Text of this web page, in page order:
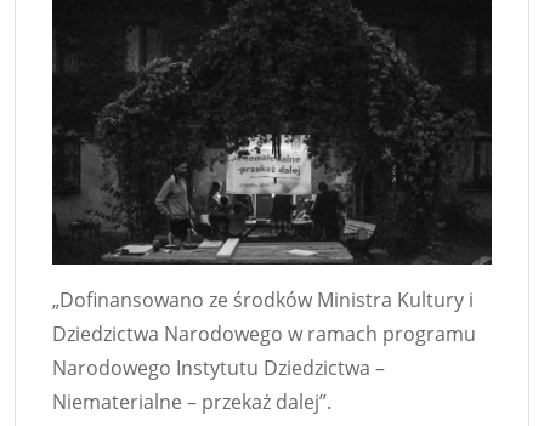
„Dofinansowano ze środków Ministra Kultury i
Dziedzictwa Narodowego w ramach programu
Narodowego Instytutu Dziedzictwa –
Niematerialne – przekaż dalej”.